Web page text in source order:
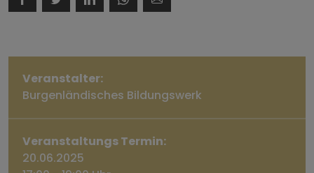
Veranstalter:
Burgenländisches Bildungswerk
Veranstaltungs Termin:
20.06.2025